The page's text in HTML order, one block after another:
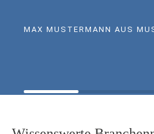
MAX MUSTERMANN AUS